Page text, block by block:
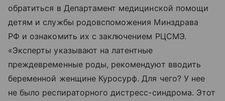
обратиться в Департамент медицинской помощи
детям и службы родовспоможения Минздрава
РФ и ознакомить их с заключением РЦСМЭ.
«Эксперты указывают на латентные
преждевременные роды, рекомендуют вводить
беременной женщине Куросурф. Для чего? У нее
не было респираторного дистресс-синдрома. Этот